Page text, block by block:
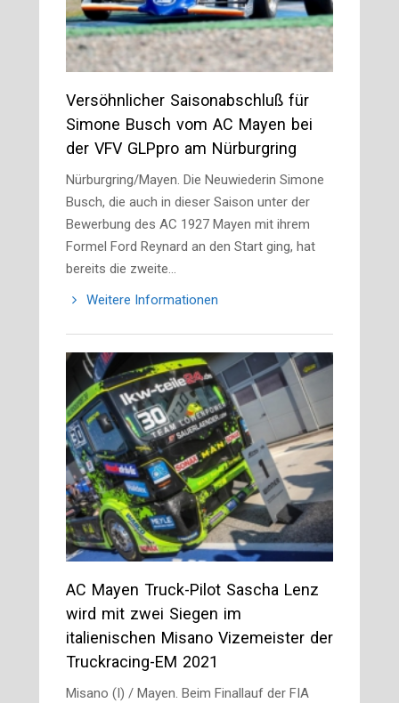
Versöhnlicher Saisonabschluß für
Simone Busch vom AC Mayen bei
der VFV GLPpro am Nürburgring
Nürburgring/Mayen. Die Neuwiederin Simone
Busch, die auch in dieser Saison unter der
Bewerbung des AC 1927 Mayen mit ihrem
Formel Ford Reynard an den Start ging, hat
bereits die zweite…
Weitere Informationen
AC Mayen Truck-Pilot Sascha Lenz
wird mit zwei Siegen im
italienischen Misano Vizemeister der
Truckracing-EM 2021
Misano (I) / Mayen. Beim Finallauf der FIA